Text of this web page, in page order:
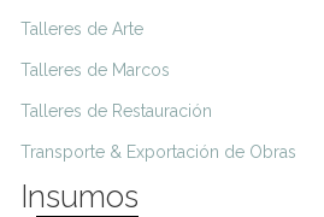
Talleres de Arte
Talleres de Marcos
Talleres de Restauración
Transporte & Exportación de Obras
Insumos